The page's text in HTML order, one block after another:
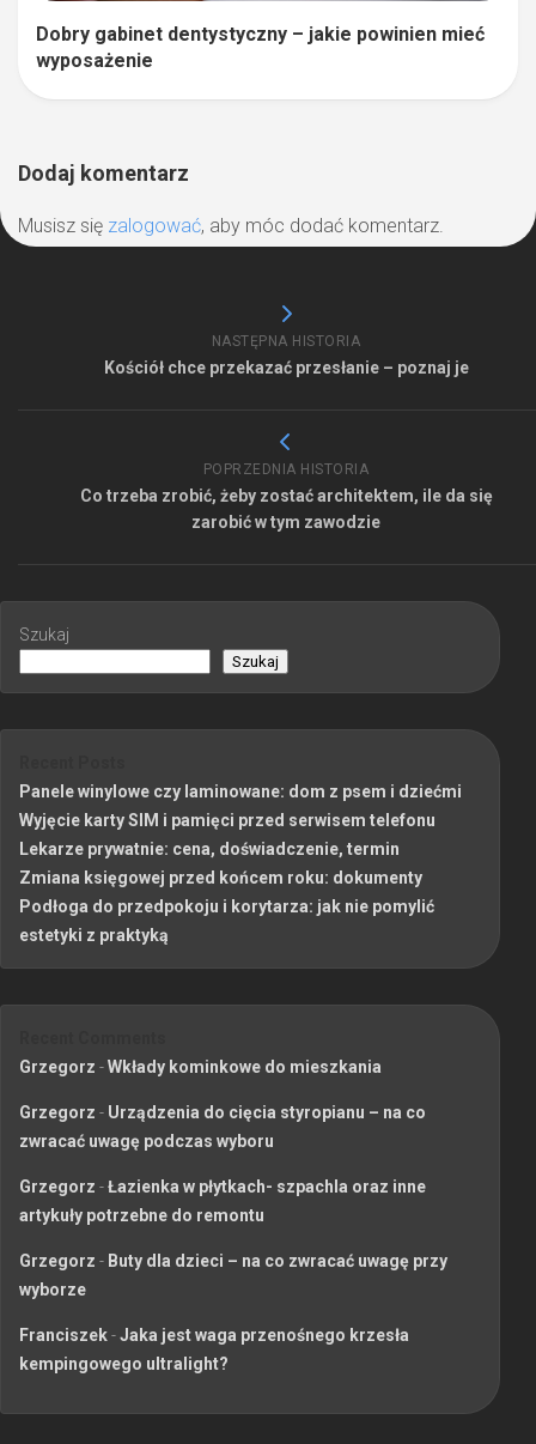
Dobry gabinet dentystyczny – jakie powinien mieć
wyposażenie
Dodaj komentarz
Musisz się zalogować, aby móc dodać komentarz.
NASTĘPNA HISTORIA
Kościół chce przekazać przesłanie – poznaj je
POPRZEDNIA HISTORIA
Co trzeba zrobić, żeby zostać architektem, ile da się
zarobić w tym zawodzie
Szukaj
Szukaj
Panele winylowe czy laminowane: dom z psem i dziećmi
Wyjęcie karty SIM i pamięci przed serwisem telefonu
Lekarze prywatnie: cena, doświadczenie, termin
Zmiana księgowej przed końcem roku: dokumenty
Podłoga do przedpokoju i korytarza: jak nie pomylić
estetyki z praktyką
Grzegorz -Wkłady kominkowe do mieszkania
Grzegorz - Urządzenia do cięcia styropianu – na co
zwracać uwagę podczas wyboru
Grzegorz -Łazienka w płytkach- szpachla oraz inne
artykuły potrzebne do remontu
Grzegorz - Buty dla dzieci – na co zwracać uwagę przy
wyborze
Franciszek-Jaka jest waga przenośnego krzesła
kempingowego ultralight?